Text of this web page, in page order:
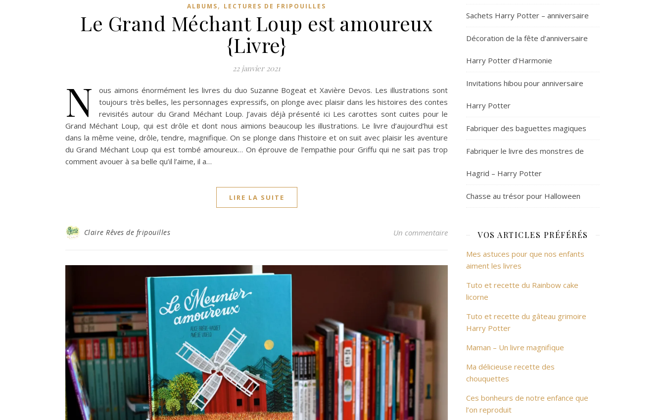
ALBUMS, LECTURES DE FRIPOUILLES
Le Grand Méchant Loup est amoureux
{Livre}
22 janvier 2021
N
ous aimons énormément les livres du duo Suzanne Bogeat et Xavière Devos. Les illustrations sont
toujours très belles, les personnages expressifs, on plonge avec plaisir dans les histoires des contes
revisités autour du Grand Méchant Loup. J’avais déjà présenté ici Les carottes sont cuites pour le
Grand Méchant Loup, qui est drôle et dont nous aimions beaucoup les illustrations. Le livre d’aujourd’hui est
dans la même veine, drôle, tendre, magnifique. On se plonge dans l’histoire et on suit avec plaisir les aventure
du Grand Méchant Loup qui est tombé amoureux… On éprouve de l’empathie pour Griffu qui ne sait pas trop
comment avouer à sa belle qu’il l’aime, il a…
LIRE LA SUITE
Claire Rêves de fripouilles Un commentaire
Sachets Harry Potter – anniversaire
Décoration de la fête d’anniversaire
Harry Potter d’Harmonie
Invitations hibou pour anniversaire
Harry Potter
Fabriquer des baguettes magiques
Fabriquer le livre des monstres de
Hagrid – Harry Potter
Chasse au trésor pour Halloween
VOS ARTICLES PRÉFÉRÉS
Mes astuces pour que nos enfants
aiment les livres
Tuto et recette du Rainbow cake
licorne
Tuto et recette du gâteau grimoire
Harry Potter
Maman – Un livre magnifique
Ma délicieuse recette des
chouquettes
Ces bonheurs de notre enfance que
l’on reproduit